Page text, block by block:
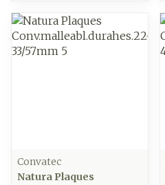
Convatec
Natura Plaques